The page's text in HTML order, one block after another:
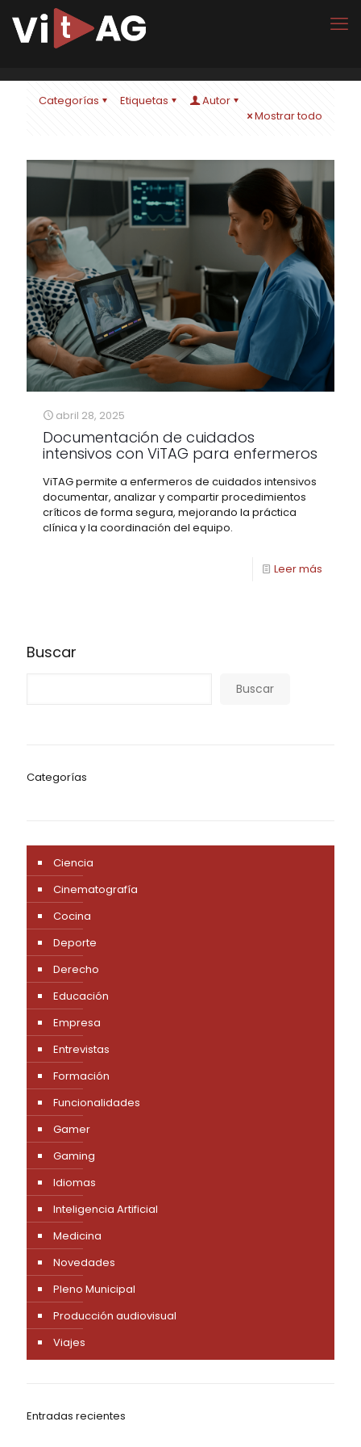
Categorías Etiquetas
Autor
Mostrar todo
abril 28, 2025
Documentación de cuidados
intensivos con ViTAG para enfermeros
ViTAG permite a enfermeros de cuidados intensivos
documentar, analizar y compartir procedimientos
críticos de forma segura, mejorando la práctica
clínica y la coordinación del equipo.
Leer más
Buscar
Buscar
Categorías
Ciencia
Cinematografía
Cocina
Deporte
Derecho
Educación
Empresa
Entrevistas
Formación
Funcionalidades
Gamer
Gaming
Idiomas
Inteligencia Artificial
Medicina
Novedades
Pleno Municipal
Producción audiovisual
Viajes
Entradas recientes